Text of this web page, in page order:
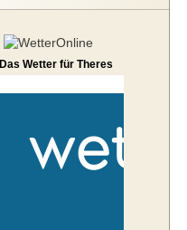
Das Wetter für Theres